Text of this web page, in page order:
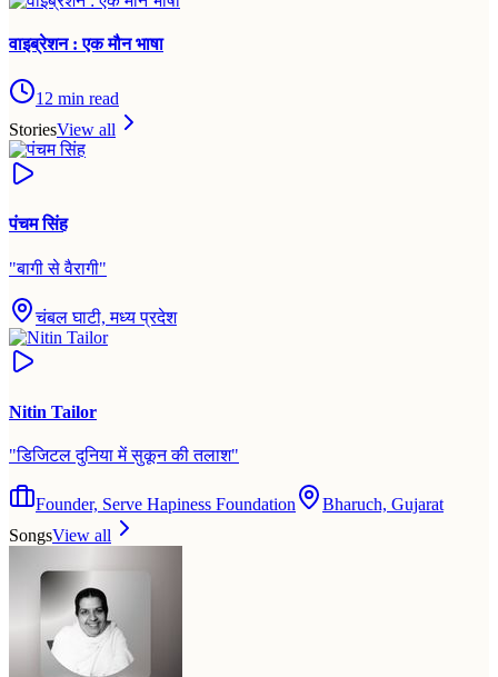
वाइब्रेशन : एक मौन भाषा
12 min read
StoriesView all
पंचम सिंह
"बागी से वैरागी"
चंबल घाटी, मध्य प्रदेश
Nitin Tailor
"डिजिटल दुनिया में सुकून की तलाश"
Founder, Serve Hapiness Foundation
Bharuch, Gujarat
SongsView all